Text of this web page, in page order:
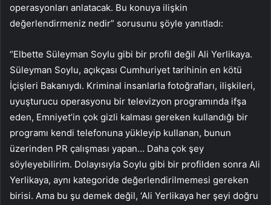
operasyonları anlatacak. Bu konuya ilişkin
değerlendirmeniz nedir” sorusunu şöyle yanıtladı:
“Elbette Süleyman Soylu gibi bir profil değil Ali Yerlikaya.
Süleyman Soylu, açıkçası Cumhuriyet tarihinin en kötü
İçişleri Bakanıydı. Kriminal insanlarla fotoğrafları, ilişkileri,
uyuşturucu operasyonu bir televizyon programında ifşa
eden, Emniyet’in çok gizli kalması gereken kullandığı bir
programı kendi telefonuna yükleyip kullanan, bunun
üzerinden PR çalışması yapan… Daha çok şey
söyleyebilirim. Dolayısıyla Soylu gibi bir profilden sonra Ali
Yerlikaya, aynı kategoride değerlendirilmemesi gereken
birisi. Ama bu şu demek değil, ‘Ali Yerlikaya her şeyi doğru